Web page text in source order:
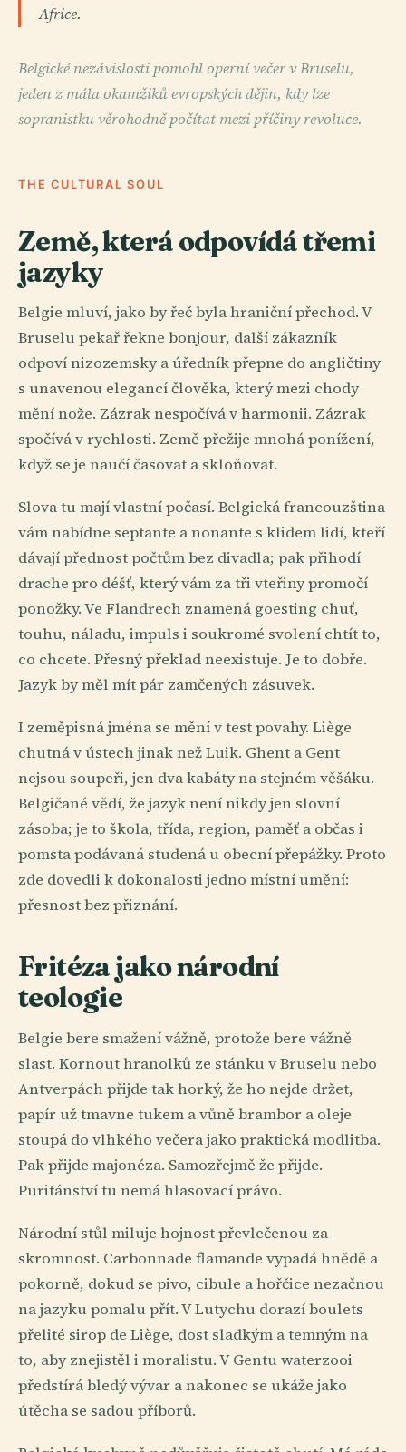
Africe.
Belgické nezávislosti pomohl operní večer v Bruselu,
jeden z mála okamžiků evropských dějin, kdy lze
sopranistku věrohodně počítat mezi příčiny revoluce.
THE CULTURAL SOUL
Země, která odpovídá třemi
jazyky
Belgie mluví, jako by řeč byla hraniční přechod. V
Bruselu pekař řekne bonjour, další zákazník
odpoví nizozemsky a úředník přepne do angličtiny
s unavenou elegancí člověka, který mezi chody
mění nože. Zázrak nespočívá v harmonii. Zázrak
spočívá v rychlosti. Země přežije mnohá ponížení,
když se je naučí časovat a skloňovat.
Slova tu mají vlastní počasí. Belgická francouzština
vám nabídne septante a nonante s klidem lidí, kteří
dávají přednost počtům bez divadla; pak přihodí
drache pro déšť, který vám za tři vteřiny promočí
ponožky. Ve Flandrech znamená goesting chuť,
touhu, náladu, impuls i soukromé svolení chtít to,
co chcete. Přesný překlad neexistuje. Je to dobře.
Jazyk by měl mít pár zamčených zásuvek.
I zeměpisná jména se mění v test povahy. Liège
chutná v ústech jinak než Luik. Ghent a Gent
nejsou soupeři, jen dva kabáty na stejném věšáku.
Belgičané vědí, že jazyk není nikdy jen slovní
zásoba; je to škola, třída, region, paměť a občas i
pomsta podávaná studená u obecní přepážky. Proto
zde dovedli k dokonalosti jedno místní umění:
přesnost bez přiznání.
Fritéza jako národní
teologie
Belgie bere smažení vážně, protože bere vážně
slast. Kornout hranolků ze stánku v Bruselu nebo
Antverpách přijde tak horký, že ho nejde držet,
papír už tmavne tukem a vůně brambor a oleje
stoupá do vlhkého večera jako praktická modlitba.
Pak přijde majonéza. Samozřejmě že přijde.
Puritánství tu nemá hlasovací právo.
Národní stůl miluje hojnost převlečenou za
skromnost. Carbonnade flamande vypadá hnědě a
pokorně, dokud se pivo, cibule a hořčice nezačnou
na jazyku pomalu přít. V Lutychu dorazí boulets
přelité sirop de Liège, dost sladkým a temným na
to, aby znejistěl i moralistu. V Gentu waterzooi
předstírá bledý vývar a nakonec se ukáže jako
útěcha se sadou příborů.